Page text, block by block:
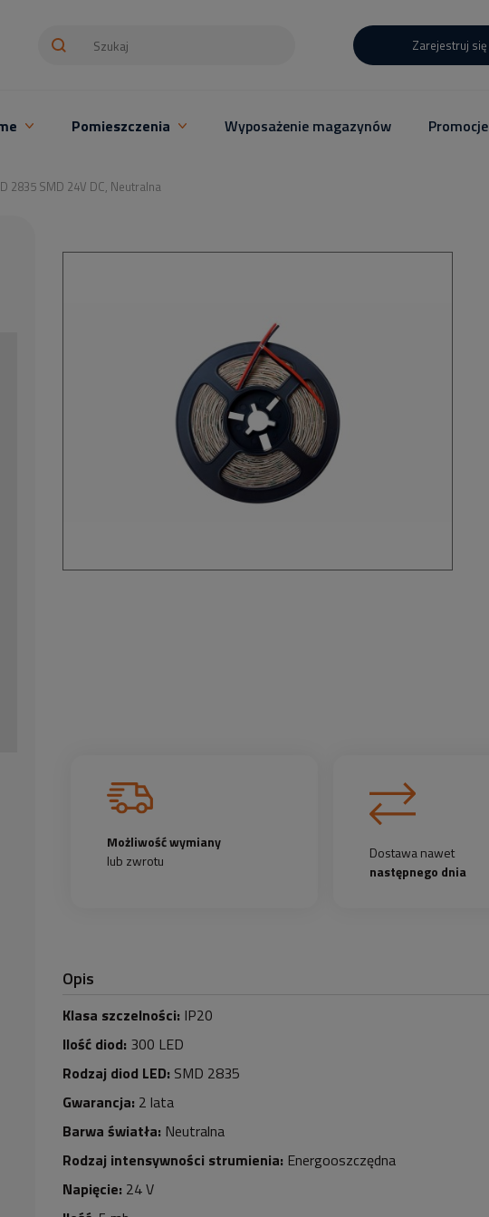
Zarejestruj się
Pomieszczenia Wyposażenie magazynów Promocje
2835 SMD 24V DC, Neutralna
Możliwość wymiany
lub zwrotu
Dostawa nawet
następnego dnia
Opis
Klasa szczelności: IP20
Ilość diod: 300 LED
Rodzaj diod LED: SMD 2835
Gwarancja: 2 lata
Barwa światła: Neutralna
Rodzaj intensywności strumienia: Energooszczędna
Napięcie: 24 V